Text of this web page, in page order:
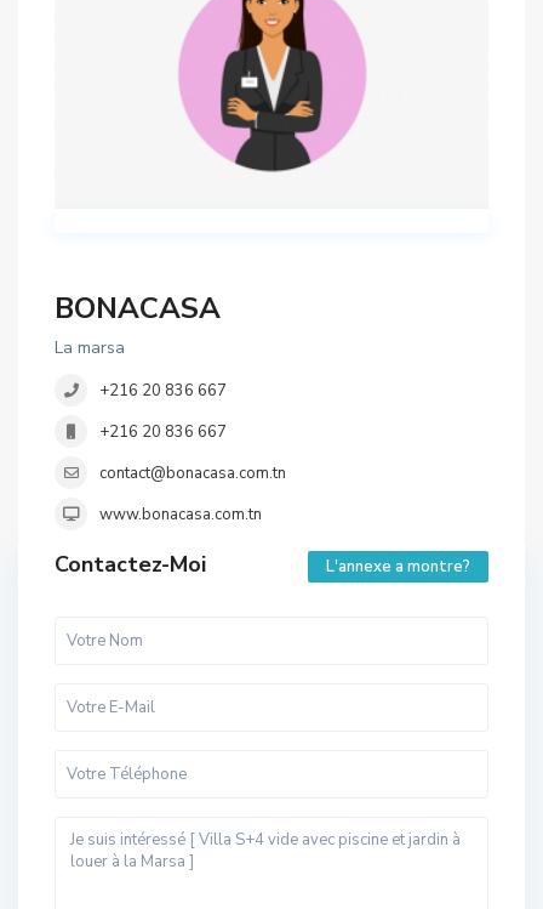
BONACASA
La marsa
+216 20 836 667
+216 20 836 667
contact@bonacasa.com.tn
www.bonacasa.com.tn
Contactez-Moi L'annexe a montre?